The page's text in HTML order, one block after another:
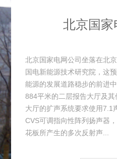
北京国家
北京国家电网公司坐落在北
国电新能源技术研究院，这
能源的发展道路稳步的前进
884平米的二层报告大厅及
大厅的扩声系统要求使用7.1
CVS可调指向性阵列扬声器
花板所产生的多次反射声...